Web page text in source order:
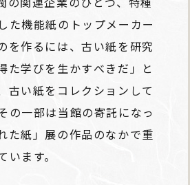
た機能紙のトップメーカー
を作るには、古い紙を研究
た学びを生かすべきだ」と
古い紙をコレクションして
の一部は当館の寄託になっ
た紙」展の作品のなかで重
ます。